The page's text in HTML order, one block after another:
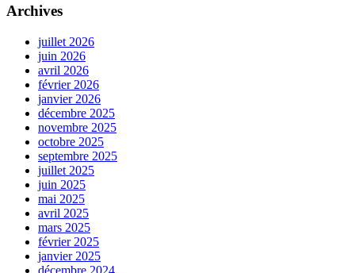
Archives
juillet 2026
juin 2026
avril 2026
février 2026
janvier 2026
décembre 2025
novembre 2025
octobre 2025
septembre 2025
juillet 2025
juin 2025
mai 2025
avril 2025
mars 2025
février 2025
janvier 2025